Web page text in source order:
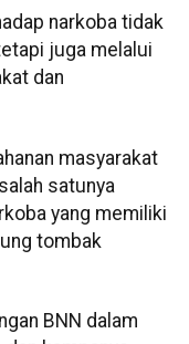
narkoba tidak
juga melalui
dan
masyarakat
satunya
yang memiliki
tombak
BNN dalam